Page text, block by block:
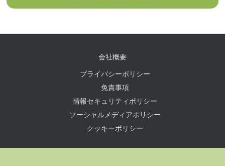
会社概要
プライバシーポリシー
免責事項
情報セキュリティポリシー
ソーシャルメディアポリシー
クッキーポリシー